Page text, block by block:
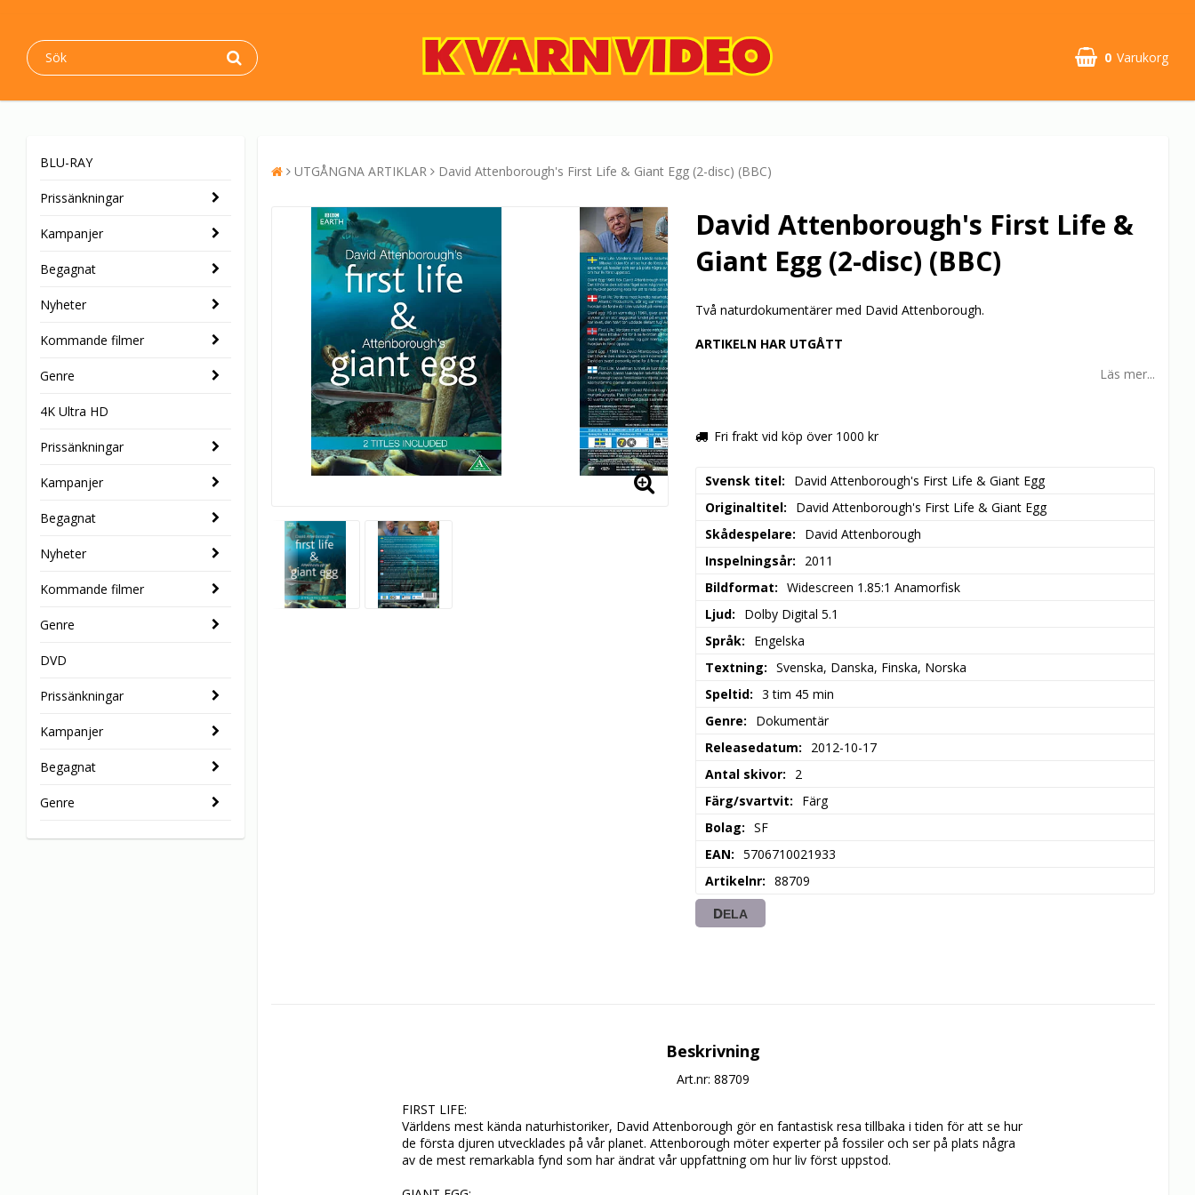
0 Varukorg
BLU-RAY
Prissänkningar
Kampanjer
Begagnat
Nyheter
Kommande filmer
Genre
4K Ultra HD
Prissänkningar
Kampanjer
Begagnat
Nyheter
Kommande filmer
Genre
DVD
Prissänkningar
Kampanjer
Begagnat
Genre
UTGÅNGNA ARTIKLAR David Attenborough's First Life & Giant Egg (2-disc) (BBC)
David Attenborough's First Life &
Giant Egg (2-disc) (BBC)
Två naturdokumentärer med David Attenborough.
ARTIKELN HAR UTGÅTT
Läs mer...
Fri frakt vid köp över 1000 kr
Svensk titel
David Attenborough's First Life & Giant Egg
Originaltitel
David Attenborough's First Life & Giant Egg
Skådespelare
David Attenborough
Inspelningsår
2011
Bildformat
Widescreen 1.85:1 Anamorfisk
Ljud
Dolby Digital 5.1
Språk
Engelska
Textning
Svenska, Danska, Finska, Norska
Speltid
3 tim 45 min
Genre
Dokumentär
Releasedatum
2012-10-17
Antal skivor
2
Färg/svartvit
Färg
Bolag
SF
EAN
5706710021933
Artikelnr
88709
DELA
Beskrivning
Art.nr: 88709
FIRST LIFE:
Världens mest kända naturhistoriker, David Attenborough gör en fantastisk resa tillbaka i tiden för att se hur
de första djuren utvecklades på vår planet. Attenborough möter experter på fossiler och ser på plats några
av de mest remarkabla fynd som har ändrat vår uppfattning om hur liv först uppstod.